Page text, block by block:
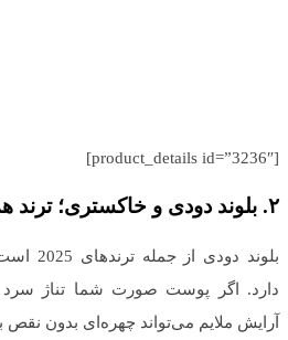
[product_details id=”3236″]
۲. بلوند دودی و خاکستری؛
بلوند
دارد. اگر پوست صورت شما تناژ سرد
آرایش ملایم می‌تواند چهره‌ای بدون